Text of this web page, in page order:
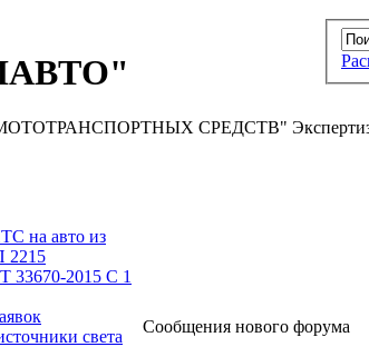
СРЕДСТВ" Экспертиза -
на авто из
33670-2015 С 1
света
Сообщения нового форума